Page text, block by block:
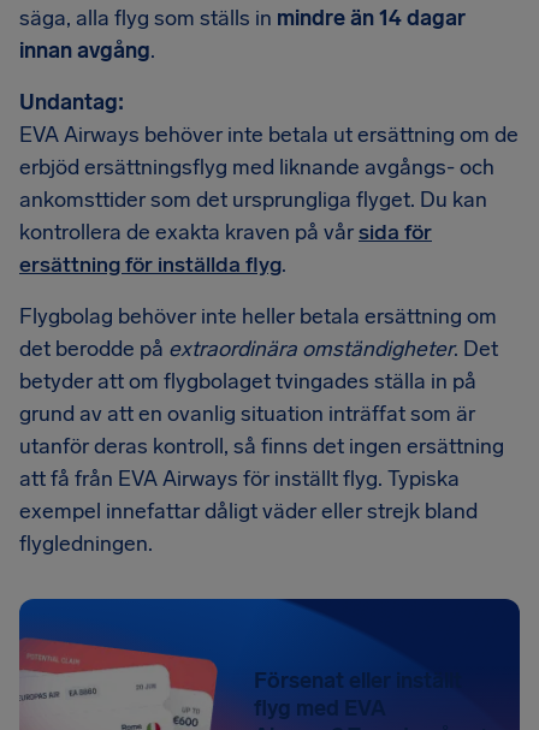
säga, alla flyg som ställs in mindre än 14 dagar
innan avgång.
Undantag:
EVA Airways behöver inte betala ut ersättning om de
erbjöd ersättningsflyg med liknande avgångs- och
ankomsttider som det ursprungliga flyget. Du kan
kontrollera de exakta kraven på vårsida för
ersättning för inställda flyg.
Flygbolag behöver inte heller betala ersättning om
det berodde på extraordinära omständigheter. Det
betyder att om flygbolaget tvingades ställa in på
grund av att en ovanlig situation inträffat som är
utanför deras kontroll, så finns det ingen ersättning
att få från EVA Airways för inställt flyg. Typiska
exempel innefattar dåligt väder eller strejk bland
flygledningen.
Försenat eller inställt
flyg med EVA